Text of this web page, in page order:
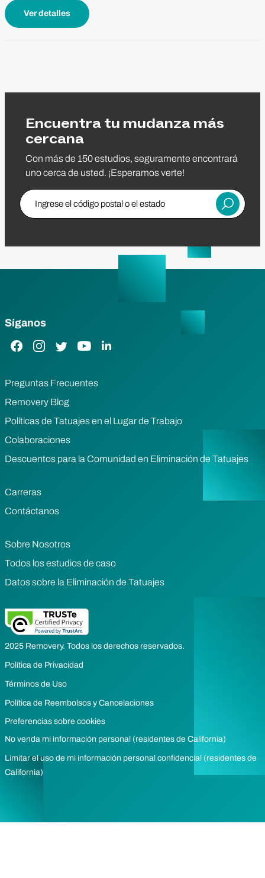
Ver detalles
Encuentra tu mudanza más
cercana
Con más de 150 estudios, seguramente encontrará
uno cerca de usted. ¡Esperamos verte!
Ingrese el código postal
Entregar
Síganos
Enlace de Facebook
Enlace de Instagram
Enlace de Twitter
Enlace de YouTube
Enlace de LinkedIn
Preguntas Frecuentes
Removery Blog
Políticas de Tatuajes en el Lugar de Trabajo
Colaboraciones
Descuentos para la Comunidad en Eliminación de Tatuajes
Carreras
Contáctanos
Sobre Nosotros
Todos los estudios de caso
Datos sobre la Eliminación de Tatuajes
2025 Removery. Todos los derechos reservados.
Política de Privacidad
Términos de Uso
Política de Reembolsos y Cancelaciones
Preferencias sobre cookies
No venda mi información personal (residentes de California)
Limitar el uso de mi información personal confidencial (residentes de
California)